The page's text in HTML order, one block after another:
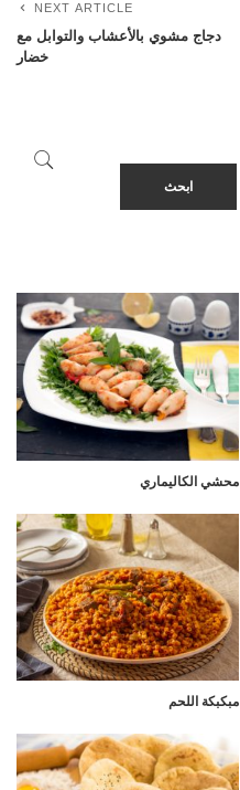
NEXT ARTICLE
دجاج مشوي بالأعشاب والتوابل مع
خضار
ابحث
محشي الكاليماري
مبكبكة اللحم